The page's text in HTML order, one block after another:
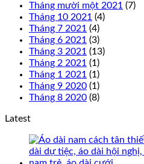
Tháng mười một 2021 (7)
Tháng 10 2021 (4)
Tháng 7 2021 (4)
Tháng 6 2021 (3)
Tháng 3 2021 (13)
Tháng 2 2021 (1)
Tháng 1 2021 (1)
Tháng 9 2020 (1)
Tháng 8 2020 (8)
Latest